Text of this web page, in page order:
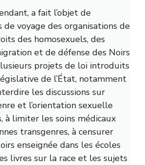
a fait l’objet de
de voyage des organisations de
des homosexuels, des
et de défense des Noirs
projets de loi introduits
de l’État, notamment
les discussions sur
et l’orientation sexuelle
à limiter les soins médicaux
transgenres, à censurer
enseignée dans les écoles
livres sur la race et les sujets